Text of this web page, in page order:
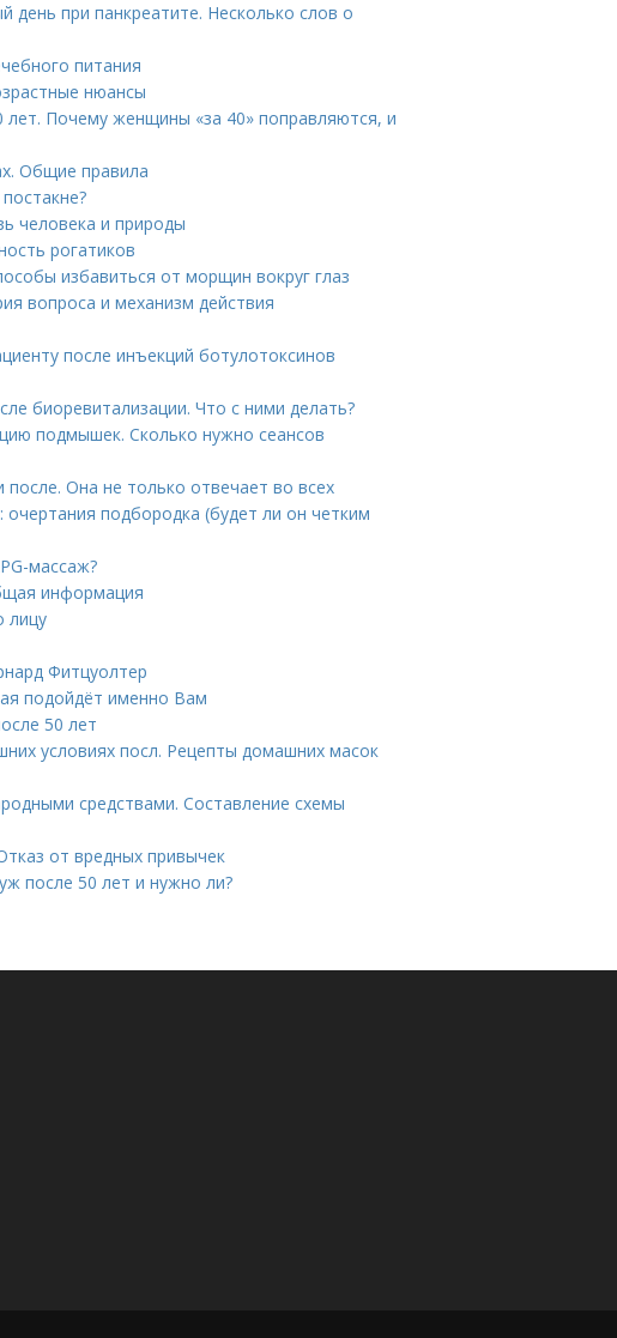
при панкреатите. Несколько слов о
питания
нюансы
Почему женщины «за 40» поправляются, и
Общие правила
человека и природы
рогатиков
избавиться от морщин вокруг глаз
вопроса и механизм действия
после инъекций ботулотоксинов
биоревитализации. Что с ними делать?
подмышек. Сколько нужно сеансов
Она не только отвечает во всех
подбородка (будет ли он четким
массаж?
информация
лицу
Фитцуолтер
подойдёт именно Вам
50 лет
условиях посл. Рецепты домашних масок
средствами. Составление схемы
от вредных привычек
после 50 лет и нужно ли?